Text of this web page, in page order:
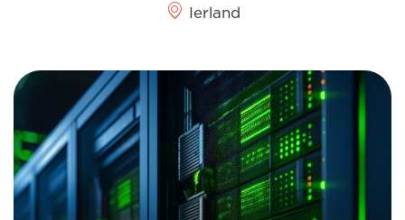
Ierland